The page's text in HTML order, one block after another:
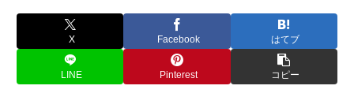
X Facebook はてブ
LINE Pinterest コピー